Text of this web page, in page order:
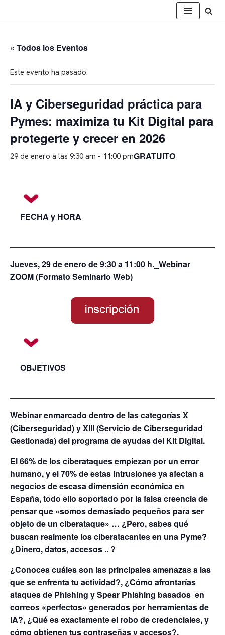
contenido
« Todos los Eventos
Este evento ha pasado.
IA y Ciberseguridad práctica para
Pymes: maximiza tu Kit Digital para
protegerte y crecer en 2026
29 de enero a las 9:30 am - 11:00 pmGRATUITO
FECHA y HORA
Jueves, 29 de enero de 9:30 a 11:00 h._Webinar
ZOOM (Formato Seminario Web)
OBJETIVOS
Webinar enmarcado dentro de las categorías X
(Ciberseguridad) y XIII (Servicio de Ciberseguridad
Gestionada) del programa de ayudas del Kit Digital.
El 66% de los ciberataques empiezan por un error
humano, y el 70% de estas intrusiones ya afectan a
negocios de escasa dimensión económica en
España, todo ello soportado por la falsa creencia de
pensar que «somos demasiado pequeños para ser
objeto de un ciberataque» … ¿Pero, sabes qué
buscan realmente los ciberatacantes en una Pyme?
¿Dinero, datos, accesos .. ?
¿Conoces cuáles son las principales amenazas a las
que se enfrenta tu actividad?, ¿Cómo afrontarías
ataques de Phishing y Spear Phishing basados en
correos «perfectos» generados por herramientas de
IA?, ¿Qué es exactamente el robo de credenciales, y
cómo obtienen tus contraseñas y accesos?,